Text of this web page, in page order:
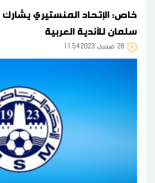
خاص: الإتحاد المنستيري
سلمان للأندية العربية
28 11:54 2023 فيفري